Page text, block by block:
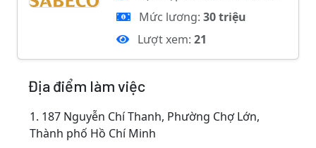
Mức lương: 30 triệu
Lượt xem: 21
Địa điểm làm việc
1. 187 Nguyễn Chí Thanh, Phường Chợ Lớn,
Thành phố Hồ Chí Minh